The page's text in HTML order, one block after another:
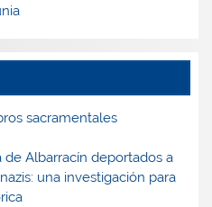
sacramentales
de Albarracín deportados a
una investigación para